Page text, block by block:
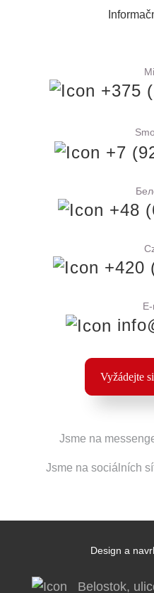
+375
+7
+48
+420
Vyžádejte
Jsme na
Jsme na sociálních
Belostok,
Design a